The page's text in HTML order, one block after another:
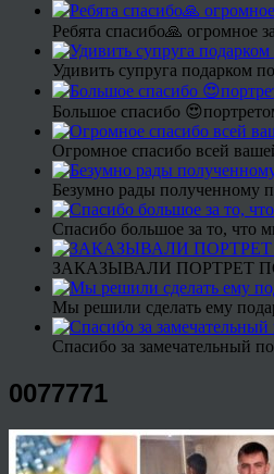
Ребята спасибо🙏 огромное
Удивить супруга подарком
Большое спасибо
Огромное спасибо всей
Безумно рады полученному
Спасибо большое за то, что
ЗАКАЗЫВАЛИ ПОРТРЕТ
Мы решили сделать ему
Спасибо за замечательный
0077771